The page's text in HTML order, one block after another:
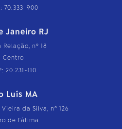
70.333-900
Janeiro RJ
Relação, nº 18
Centro
20.231-110
Luís MA
da Silva, nº 126
de Fátima